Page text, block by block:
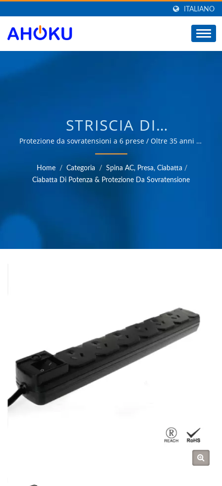
ITALIANO
STRISCIA DI
PROTEZIONE, PRESA DI
ESTENSIONE, BARRA
MULTIPRESA /
VIAGGIO UNIVERSALI,
SOVRATENSIONI |
AHOKU ELECTRONIC
COMPANY
Protezione da sovratensioni a 6 prese / Oltre 35 anni di
esperienza affidabile in OEM e ODM nella fornitura di
prodotti che soddisfano le esigenze delle applicazioni di
gestione dell'energia in vari settori come industriale,
Home / Categoria / Spina AC, Presa, Ciabatta /
Ciabatta Di Potenza & Protezione Da Sovratensione